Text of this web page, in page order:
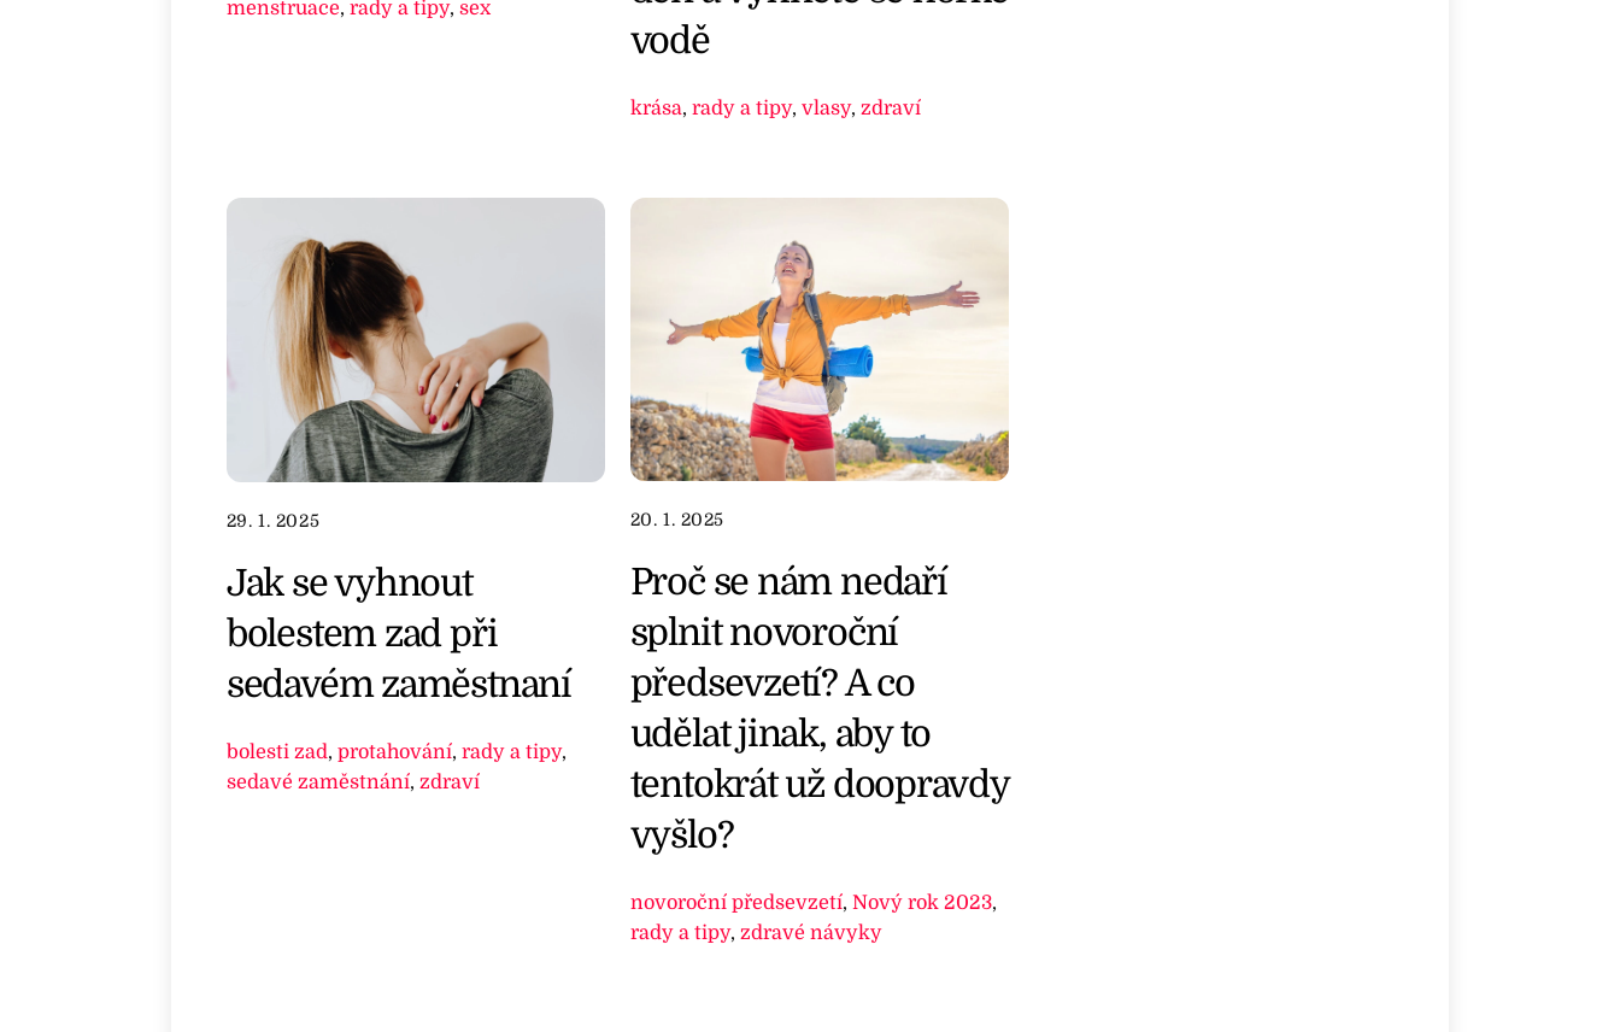
menstruace, rady a tipy, sex
vodě
krása, rady a tipy, vlasy, zdraví
29. 1. 2025
Jak se vyhnout
bolestem zad při
sedavém zaměstnaní
bolesti zad, protahování, rady a tipy,
sedavé zaměstnání, zdraví
20. 1. 2025
Proč se nám nedaří
splnit novoroční
předsevzetí? A co
udělat jinak, aby to
tentokrát už doopravdy
vyšlo?
novoroční předsevzetí, Nový rok 2023,
rady a tipy, zdravé návyky